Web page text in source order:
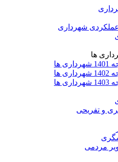
شهرداری
ها
ها
ها
ها
و تفریحی
مردمی